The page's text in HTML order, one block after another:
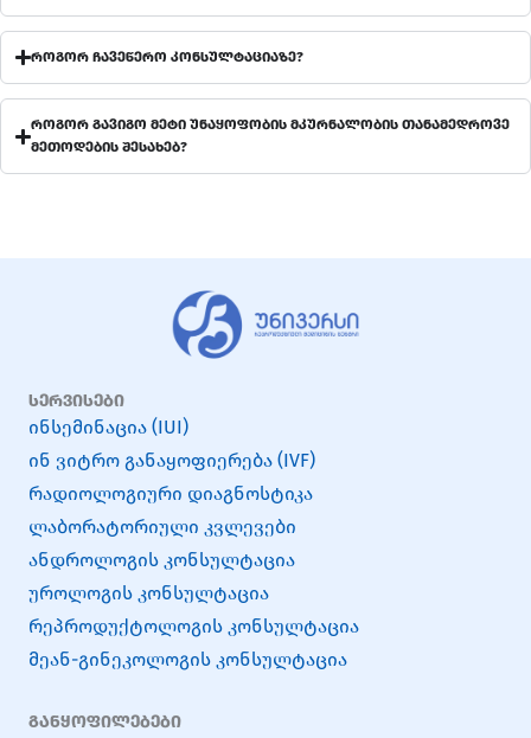
როგორ ჩავეწერო კონსულტაციაზე?
როგორ გავიგო მეტი უნაყოფობის მკურნალობის თანამედროვე
მეთოდების შესახებ?
სერვისები
ინსემინაცია (IUI)
ინ ვიტრო განაყოფიერება (IVF)
რადიოლოგიური დიაგნოსტიკა
ლაბორატორიული კვლევები
ანდროლოგის კონსულტაცია
უროლოგის კონსულტაცია
რეპროდუქტოლოგის კონსულტაცია
მეან-გინეკოლოგის კონსულტაცია
განყოფილებები